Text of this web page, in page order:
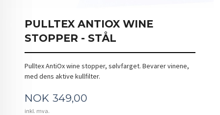
PULLTEX ANTIOX WINE
STOPPER - STÅL
Pulltex AntiOx wine stopper, sølvfarget. Bevarer vinene,
med dens aktive kullfilter.
Pris
NOK 349,00
inkl. mva.